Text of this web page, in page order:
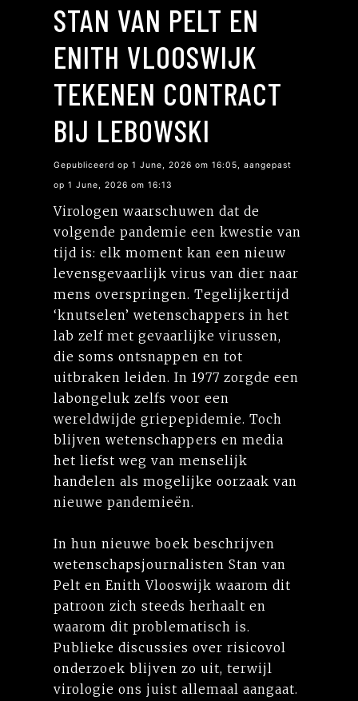
STAN VAN PELT EN
ENITH VLOOSWIJK
TEKENEN CONTRACT
BIJ LEBOWSKI
Gepubliceerd op 1 June, 2026 om 16:05, aangepast
op 1 June, 2026 om 16:13
Virologen waarschuwen dat de
volgende pandemie een kwestie van
tijd is: elk moment kan een nieuw
levensgevaarlijk virus van dier naar
mens overspringen. Tegelijkertijd
‘knutselen’ wetenschappers in het
lab zelf met gevaarlijke virussen,
die soms ontsnappen en tot
uitbraken leiden. In 1977 zorgde een
labongeluk zelfs voor een
wereldwijde griepepidemie. Toch
blijven wetenschappers en media
het liefst weg van menselijk
handelen als mogelijke oorzaak van
nieuwe pandemieën.
In hun nieuwe boek beschrijven
wetenschapsjournalisten Stan van
Pelt en Enith Vlooswijk waarom dit
patroon zich steeds herhaalt en
waarom dit problematisch is.
Publieke discussies over risicovol
onderzoek blijven zo uit, terwijl
virologie ons juist allemaal aangaat.